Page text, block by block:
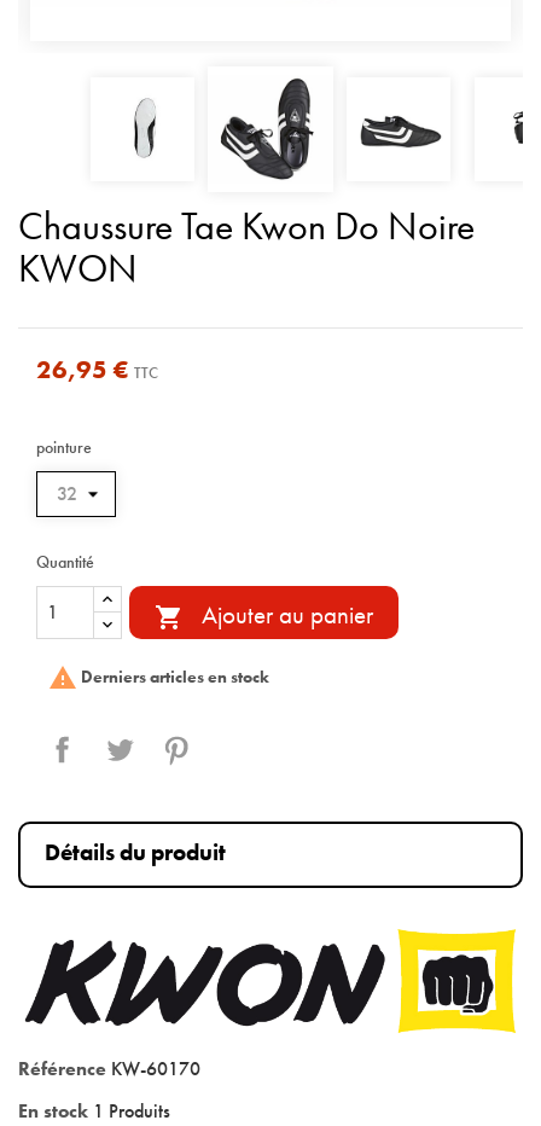
Chaussure Tae Kwon Do Noire
KWON
26,95 € TTC
pointure
Quantité
 Ajouter au panier
 Derniers articles en stock
Partager Tweet
Détails du produit
Référence KW-60170
En stock 1 Produits